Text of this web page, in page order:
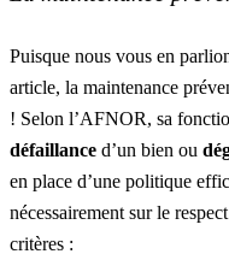
Puisque nous vous en
article, la maintenance
! Selon l’AFNOR, sa
défaillance d’un bien ou
en place d’une politique
nécessairement sur le
critères :